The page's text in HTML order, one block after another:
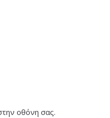
οθόνη σας.